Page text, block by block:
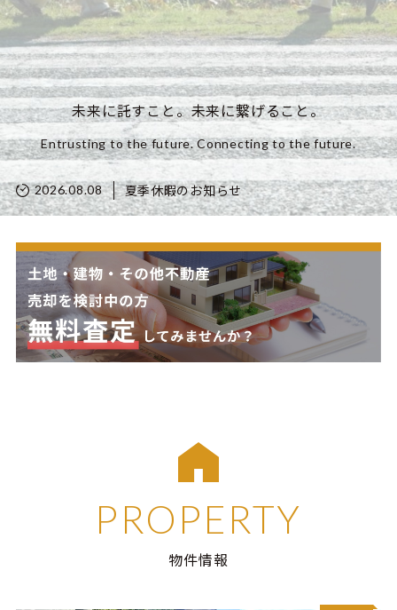
未来に託すこと。未来に繋げること。
Entrusting to the future. Connecting to the future.
2026.08.08 夏季休暇のお知らせ
PROPERTY
物件情報